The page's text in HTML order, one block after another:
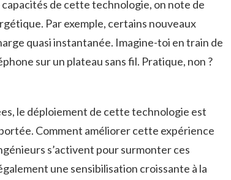
de cette technologie, on note de
Par exemple, certains nouveaux
quasi instantanée. Imagine-toi en train de
sur un plateau sans fil. Pratique, non ?
le déploiement de cette technologie est
Comment améliorer cette expérience
s’activent pour surmonter ces
une sensibilisation croissante à la